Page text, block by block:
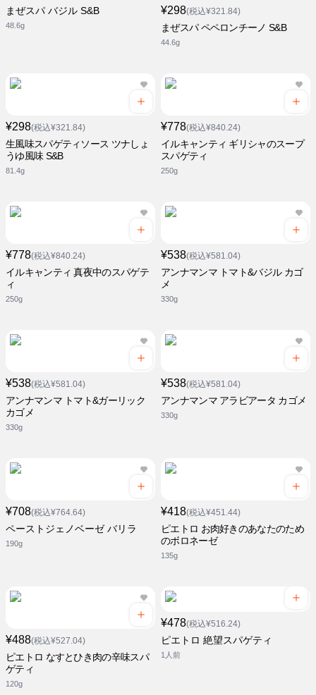
まぜスパ バジル S&B
48.6g
¥298(税込¥321.84)
まぜスパ ペペロンチーノ S&B
44.6g
¥298(税込¥321.84)
生風味スパゲティソース ツナしょ
うゆ風味 S&B
81.4g
¥778(税込¥840.24)
イルキャンティ ギリシャのスープ
スパゲティ
250g
¥778(税込¥840.24)
イルキャンティ 真夜中のスパゲテ
ィ
250g
¥538(税込¥581.04)
アンナマンマ トマト&バジル カゴ
メ
330g
¥538(税込¥581.04)
アンナマンマ トマト&ガーリック
カゴメ
330g
¥538(税込¥581.04)
アンナマンマ アラビアータ カゴメ
330g
¥708(税込¥764.64)
ペーストジェノベーゼ バリラ
190g
¥418(税込¥451.44)
ピエトロ お肉好きのあなたのため
のボロネーゼ
135g
¥488(税込¥527.04)
ピエトロ なすとひき肉の辛味スパ
ゲティ
120g
¥478(税込¥516.24)
ピエトロ 絶望スパゲティ
1人前